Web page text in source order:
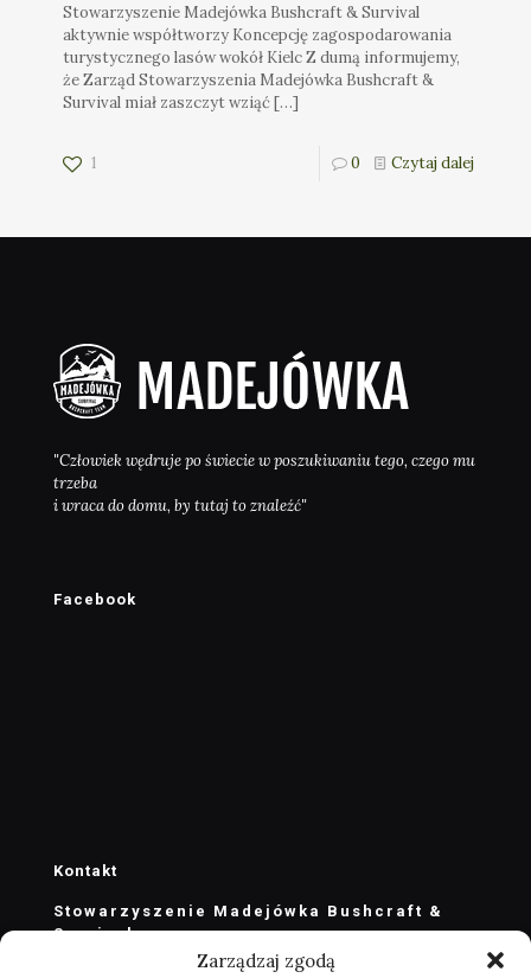
Zarządzaj zgodą
Stowarzyszenie Madejówka Bushcraft & Survival
aktywnie współtworzy Koncepcję zagospodarowania
turystycznego lasów wokół Kielc Z dumą informujemy,
że Zarząd Stowarzyszenia Madejówka Bushcraft &
Survival miał zaszczyt wziąć[…]
1 0 Czytaj dalej
"Człowiek wędruje po świecie w poszukiwaniu tego, czego mu
trzeba
i wraca do domu, by tutaj to znaleźć"
Facebook
Kontakt
Stowarzyszenie Madejówka Bushcraft &
Survival
stowarzyszenie@madejowka.com